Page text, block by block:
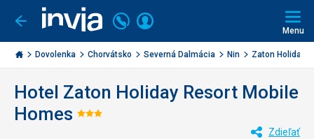
Ísť
späť
Invia.sk
Volajte
+421
2
3221
Prihlásiť
Menu
Dovolenka Chorvátsko Severná Dalmácia Nin Zaton Holiday
Hotel Zaton Holiday Resort Mobile
Homes Hodnotenie:
Zdieľať